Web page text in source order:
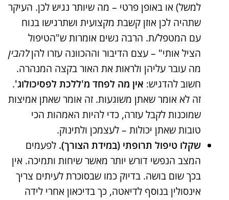
למשל) או באופן פרטי – מה שיותר נגיש לכן. העיקר
שתהיה לכן אוזן קשבת מקצועית ושתרגישו בנוח
עם המטפל/ת. הרבה נשים אומרות ש"הטיפול
הציל אותי" – עצם הדיבור וההכוונה עזרו להןלהבין
מה עובר עליהן ולראות את האור בקצה המנהרה.
חשוב להדגיש: אין מה לפחד מ'ללכת לפסיכולוג'.
זה לא אומר שאתן משוגעות. זה אומר שאתן אמיצות
שמוכנות לקבל עזרה, כדי להיות האמהות הכי
טובות שאתן יכולות – לעצמכן ולתינוק.
שקלו טיפול תרופתי (במידת הצורך). לפעמים
המצב הנפשי דורש יותר מאשר שיחות ותמיכה. אין
בכך שום בושה. בדיוק כמו שבסוכרת לעיתים צריך
אינסולין בנוסף לדיאטה, כך בדיכאון אחרי לידה